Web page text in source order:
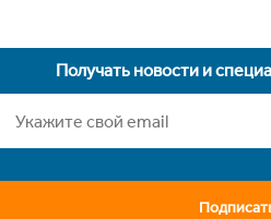
Получать новости и